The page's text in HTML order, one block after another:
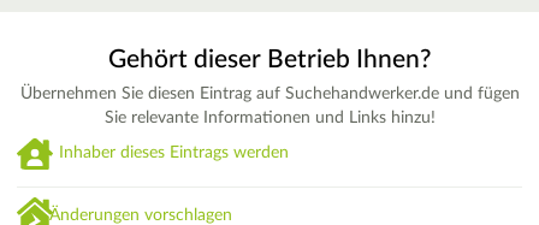
Gehört dieser Betrieb Ihnen?
Übernehmen Sie diesen Eintrag auf Suchehandwerker.de und fügen
Sie relevante Informationen und Links hinzu!
Inhaber dieses Eintrags werden
Änderungen vorschlagen